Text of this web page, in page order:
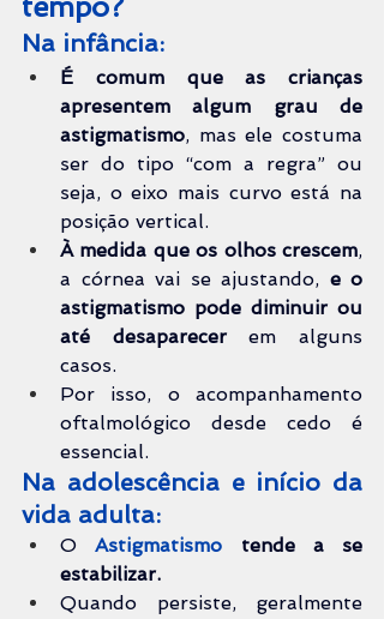
Na infância:
É comum que as crianças
apresentem algum grau de
astigmatismo, mas ele costuma
ser do tipo “com a regra” ou
seja, o eixo mais curvo está na
posição vertical.
À medida que os olhos crescem,
a córnea vai se ajustando, e o
astigmatismo pode diminuir ou
até desaparecer em alguns
casos.
Por isso, o acompanhamento
oftalmológico desde cedo é
essencial.
Na adolescência e início da
vida adulta:
O Astigmatismo
tende a se
estabilizar.
Quando persiste, geralmente